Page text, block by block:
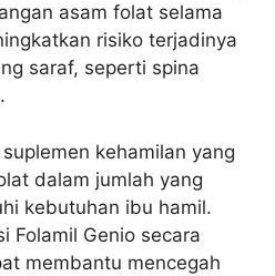
asam folat selama
risiko terjadinya
saraf, seperti spina
kehamilan yang
dalam jumlah yang
kebutuhan ibu hamil.
Folamil Genio secara
membantu mencegah